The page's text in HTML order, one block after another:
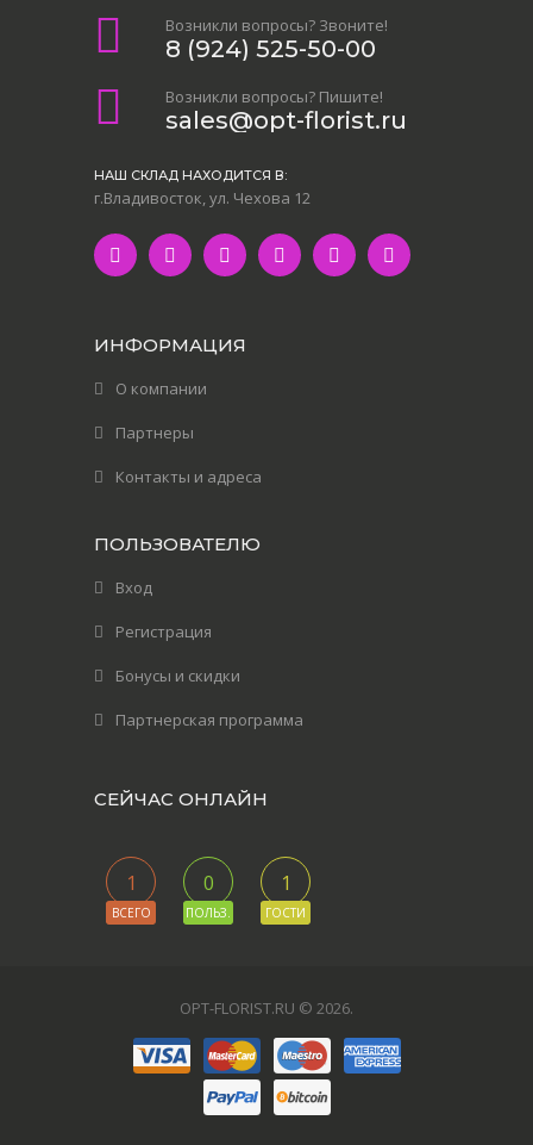
Возникли вопросы? Звоните!
8 (924) 525-50-00
Возникли вопросы? Пишите!
sales@opt-florist.ru
НАШ СКЛАД НАХОДИТСЯ В:
г.Владивосток, ул. Чехова 12
ИНФОРМАЦИЯ
О компании
Партнеры
Контакты и адреса
ПОЛЬЗОВАТЕЛЮ
Вход
Регистрация
Бонусы и скидки
Партнерская программа
СЕЙЧАС ОНЛАЙН
1
ВСЕГО
0
ПОЛЬЗ.
1
ГОСТИ
OPT-FLORIST.RU © 2026.